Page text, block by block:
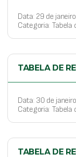
Data: 29 de
Categoria: Tabela
TABELA DE
Data: 30 de
Categoria: Tabela
TABELA DE